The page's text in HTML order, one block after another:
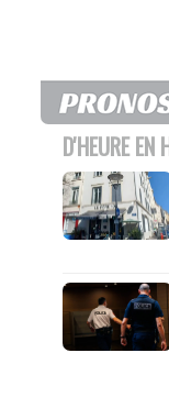
D'HEURE EN